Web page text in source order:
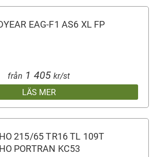
EAG-F1 AS6 XL FP
LÄS MER
från 1 405 kr/st
215/65 TR16 TL 109T
PORTRAN KC53